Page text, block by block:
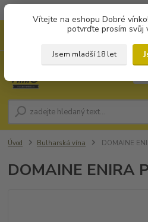
Vítejte na eshopu Dobré
potvrďte prosím svůj
Jsem mladší 18 let
Úvod Bulharská vína DOMAINE
DOMAINE ENIRA